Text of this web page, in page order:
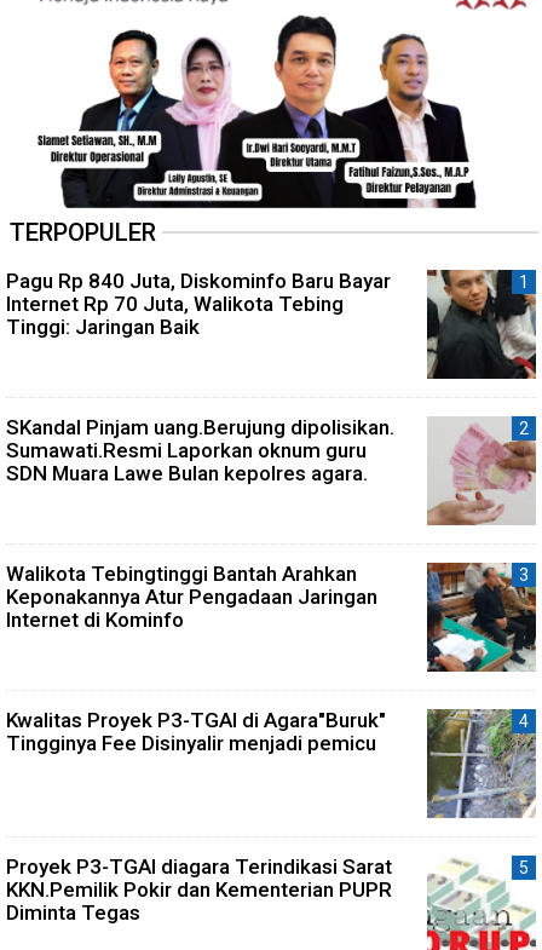
TERPOPULER
Pagu Rp 840 Juta, Diskominfo Baru Bayar
Internet Rp 70 Juta, Walikota Tebing
Tinggi: Jaringan Baik
SKandal Pinjam uang.Berujung dipolisikan.
Sumawati.Resmi Laporkan oknum guru
SDN Muara Lawe Bulan kepolres agara.
Walikota Tebingtinggi Bantah Arahkan
Keponakannya Atur Pengadaan Jaringan
Internet di Kominfo
Kwalitas Proyek P3-TGAI di Agara"Buruk"
Tingginya Fee Disinyalir menjadi pemicu
Proyek P3-TGAI diagara Terindikasi Sarat
KKN.Pemilik Pokir dan Kementerian PUPR
Diminta Tegas